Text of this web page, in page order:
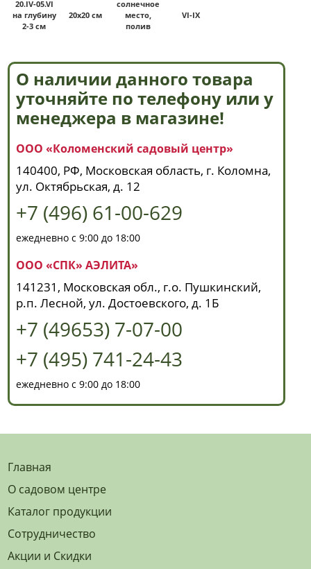
20.IV-05.VI
на глубину
2-3 см
20х20 см
солнечное
место,
полив
VI-IX
О наличии данного товара
уточняйте по телефону или у
менеджера в магазине!
ООО «Коломенский садовый центр»
140400, РФ, Московская область, г. Коломна,
ул. Октябрьская, д. 12
+7 (496) 61-00-629
ежедневно с 9:00 до 18:00
ООО «СПК» АЭЛИТА»
141231, Московская обл., г.о. Пушкинский,
р.п. Лесной, ул. Достоевского, д. 1Б
+7 (49653) 7-07-00
+7 (495) 741-24-43
ежедневно с 9:00 до 18:00
Главная
О садовом центре
Каталог продукции
Сотрудничество
Акции и Скидки